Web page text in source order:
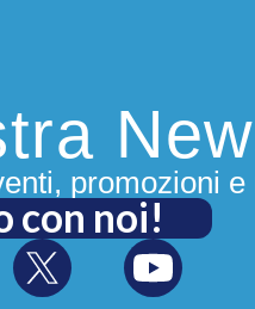
promozioni
con noi!